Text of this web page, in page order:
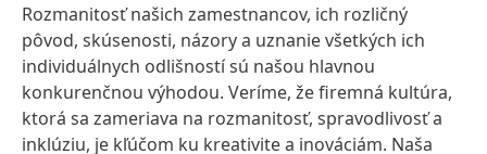
Rozmanitosť našich zamestnancov, ich rozličný
pôvod, skúsenosti, názory a uznanie všetkých ich
individuálnych odlišností sú našou hlavnou
konkurenčnou výhodou. Veríme, že firemná kultúra,
ktorá sa zameriava na rozmanitosť, spravodlivosť a
inklúziu, je kľúčom ku kreativite a inováciám. Naša